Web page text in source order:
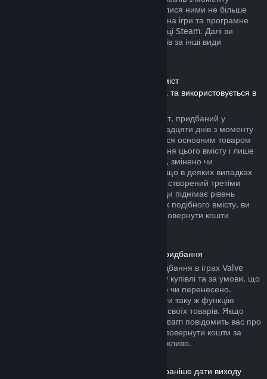
придбання товарів та якщо ви користувалися ними не більше
двох годин. Ця можливість поширюється на ігри та програмне
забезпечення, яке ви придбали у крамниці Steam. Далі ви
можете довідатися про повернення коштів за інші види
Повернення коштів за завантажуваний вміст
(Вміст, який доступний у крамниці Steam, та використовується в
Повернути кошти за завантажуваний вміст, придбаний у
крамниці Steam, можна протягом чотирнадцяти днів з моменту
придбання, за умови, що ви користувалися основним товаром
не більше двох годин з моменту придбання цього вмісту і лише
якщо його не було повністю використано, змінено чи
перенесено. Будь ласка, майте на увазі, що в деяких випадках
ми не можемо повернути кошти за вміст, створений третіми
особами (наприклад: якщо вміст назавжди піднімає рівень
вашого ігрового персонажа). На сторінках подібного вмісту, ви
побачите примітку, у якій написано, що повернути кошти
Повернення коштів за внутрішньоігрові придбання
Steam дозволяє повернути кошти за придбання в іграх Valve
протягом сорока восьми годин з моменту купівлі та за умови, що
їх не було повністю використано, змінено чи перенесено.
Сторонні розробники також можуть додати таку ж функцію
повернення коштів за ігрові предмети до своїх товарів. Якщо
розробники передбачили цю функцію, Steam повідомить вас про
це під час придбання. В інших випадках повернути кошти за
купівлю у грі сторонніх розробників неможливо.
Повернення коштів за продукти, куплені раніше дати виходу